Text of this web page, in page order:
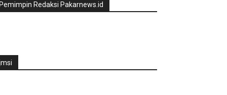
Pemimpin Redaksi Pakarnews.id